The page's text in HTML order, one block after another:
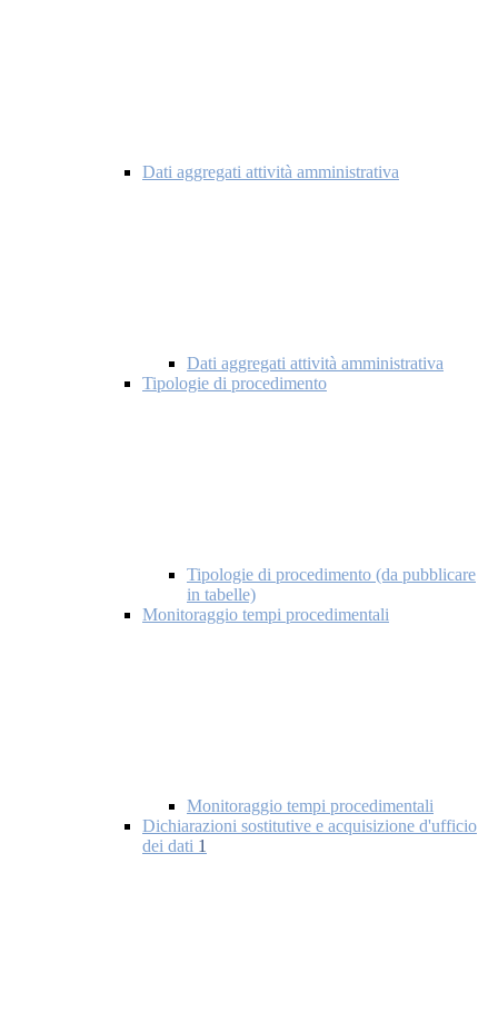
Dati aggregati attività amministrativa
Dati aggregati attività amministrativa
Tipologie di procedimento
Tipologie di procedimento (da pubblicare
in tabelle)
Monitoraggio tempi procedimentali
Monitoraggio tempi procedimentali
Dichiarazioni sostitutive e acquisizione d'ufficio
dei dati 1